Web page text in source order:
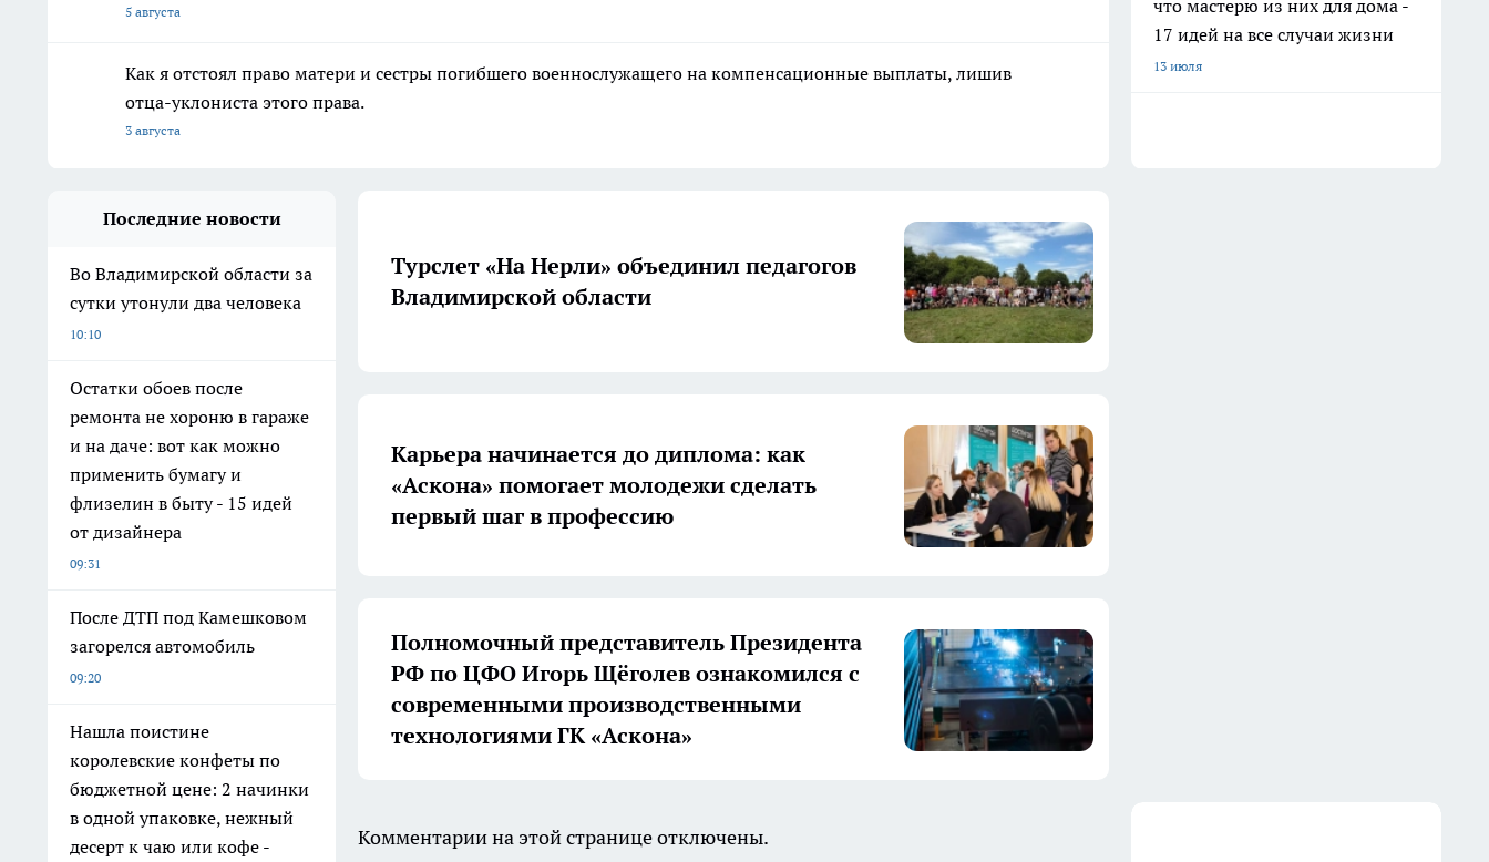
5 августа
Как я отстоял право матери и сестры погибшего военнослужащего на компенсационные выплаты, лишив
отца-уклониста этого права.
3 августа
что мастерю из них для дома -
17 идей на все случаи жизни
13 июля
Последние новости
Во Владимирской области за
сутки утонули два человека
10:10
Остатки обоев после
ремонта не хороню в гараже
и на даче: вот как можно
применить бумагу и
флизелин в быту - 15 идей
от дизайнера
09:31
После ДТП под Камешковом
загорелся автомобиль
09:20
Нашла поистине
королевские конфеты по
бюджетной цене: 2 начинки
в одной упаковке, нежный
десерт к чаю или кофе -
Турслет «На Нерли» объединил педагогов
Владимирской области
Карьера начинается до диплома: как
«Аскона» помогает молодежи сделать
первый шаг в профессию
Полномочный представитель Президента
РФ по ЦФО Игорь Щёголев ознакомился с
современными производственными
технологиями ГК «Аскона»
Комментарии на этой странице отключены.